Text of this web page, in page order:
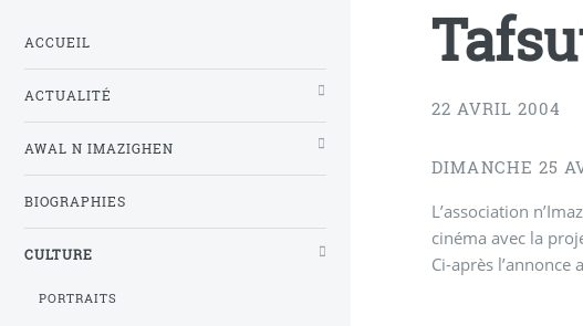
22 AVRIL 2004
DIMANCHE 25
L’association
cinéma avec la
Ci-après l’annonce
ACCUEIL
ACTUALITÉ
AWAL N IMAZIGHEN
BIOGRAPHIES
CULTURE
PORTRAITS